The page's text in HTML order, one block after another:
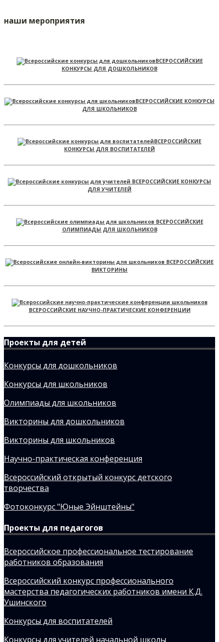
наши мероприятия
ВСЕРОССИЙСКИЕ
КОНКУРСЫ ДЛЯ ДОШКОЛЬНИКОВ
ВСЕРОССИЙСКИЕ КОНКУРСЫ
ДЛЯ ШКОЛЬНИКОВ
ВСЕРОССИЙСКИЕ
КОНКУРСЫ ДЛЯ ВОСПИТАТЕЛЕЙ
ВСЕРОССИЙСКИЕ КОНКУРСЫ
ДЛЯ УЧИТЕЛЕЙ
ВСЕРОССИЙСКИЕ
ОЛИМПИАДЫ ДЛЯ ШКОЛЬНИКОВ
ВСЕРОССИЙСКИЕ
ВИКТОРИНЫ
ВСЕРОССИЙСКИЕ НАУЧНО-ПРАКТИЧЕСКИЕ КОНФЕРЕНЦИИ
Проекты для детей
Конкурсы для дошкольников
Конкурсы для школьников
Олимпиады для школьников
Викторины для дошкольников
Викторины для школьников
Научно-практическая конференция
Всероссийский открытый конкурс детского
творчества
Фотоконкурс "Юные Эйнштейны"
Проекты для педагогов
Всероссийское профессиональное тестирование
работников образования
Всероссийский конкурс профессионального
мастерства педагогических работников имени К.Д.
Ушинского
Конкурсы для воспитателей
Конкурсы для учителей начальной школы